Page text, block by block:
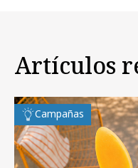
Artículos
Campañas